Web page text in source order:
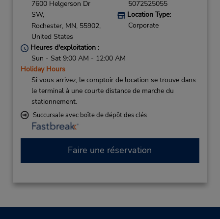
7600 Helgerson Dr
SW,
Rochester, MN, 55902,
United States
5072525055
Location Type:
Corporate
Heures d'exploitation :
Sun - Sat 9:00 AM - 12:00 AM
Holiday Hours
Si vous arrivez, le comptoir de location se trouve dans
le terminal à une courte distance de marche du
stationnement.
Succursale avec boîte de dépôt des clés
Faire une réservation